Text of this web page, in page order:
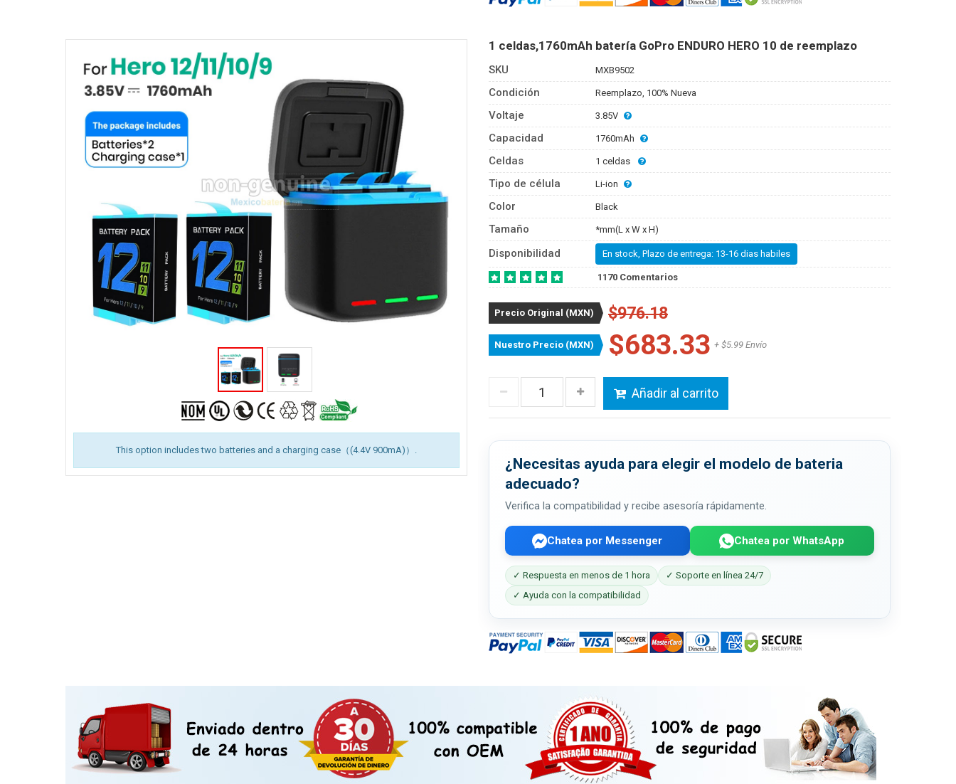
This option includes two batteries and a charging case（(4.4V 900mA)）.
1 celdas,1760mAh batería GoPro ENDURO HERO 10 de reemplazo
SKU MXB9502
Condición Reemplazo, 100% Nueva
Voltaje 3.85V
Capacidad 1760mAh
Celdas 1 celdas
Tipo de célula Li-ion
Color Black
Tamaño *mm(L x W x H)
Disponibilidad En stock, Plazo de entrega: 13-16 dias habiles
1170 Comentarios
Precio Original (MXN) $976.18
Nuestro Precio (MXN) $683.33 + $5.99 Envío
Añadir al carrito
¿Necesitas ayuda para elegir el modelo de bateria
adecuado?
Verifica la compatibilidad y recibe asesoría rápidamente.
Chatea por Messenger Chatea por WhatsApp
✓ Respuesta en menos de 1 hora
✓ Soporte en línea 24/7
✓ Ayuda con la compatibilidad